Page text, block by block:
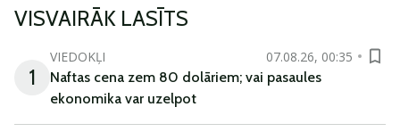
VISVAIRĀK LASĪTS
1
VIEDOKĻI
07.08.26, 00:35
Naftas cena zem 80 dolāriem; vai pasaules
ekonomika var uzelpot